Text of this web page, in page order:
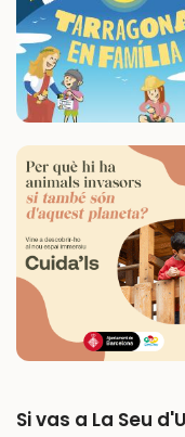
Si vas a La Seu